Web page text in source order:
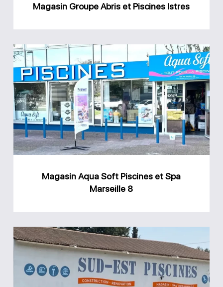
Magasin Groupe Abris et Piscines Istres
Magasin
Aqua
Soft
Piscines
et
Spa
Marseille
Magasin Aqua Soft Piscines et Spa
Marseille 8
Magasin
Sud
Est
Piscines